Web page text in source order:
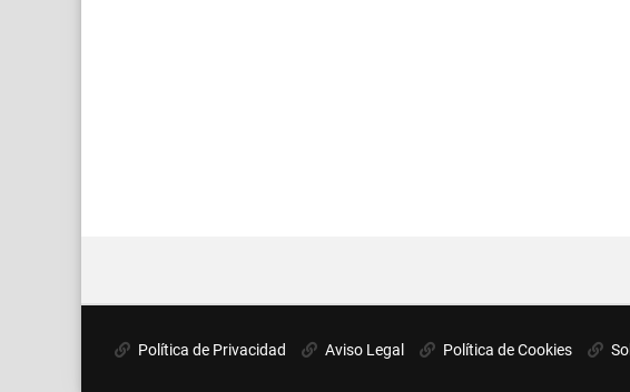
Política de Privacidad Aviso Legal Política de Cookies